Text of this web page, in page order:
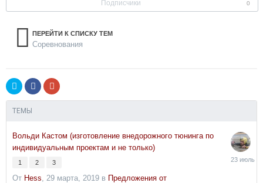
Подписчики 0
ПЕРЕЙТИ К СПИСКУ ТЕМ
Соревнования
ТЕМЫ
Вольди Кастом (изготовление внедорожного тюнинга по
индивидуальным проектам и не только)
1 2 3
От Hess, 29 марта, 2019 в Предложения от
23